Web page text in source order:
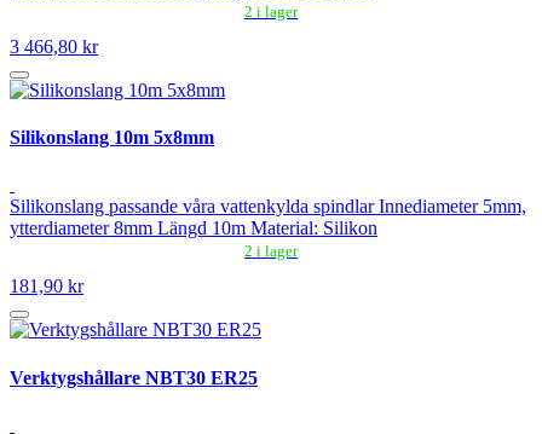
2 i lager
3 466,80 kr
Silikonslang 10m 5x8mm
Silikonslang passande våra vattenkylda spindlar Innediameter 5mm,
ytterdiameter 8mm Längd 10m Material: Silikon
2 i lager
181,90 kr
Verktygshållare NBT30 ER25